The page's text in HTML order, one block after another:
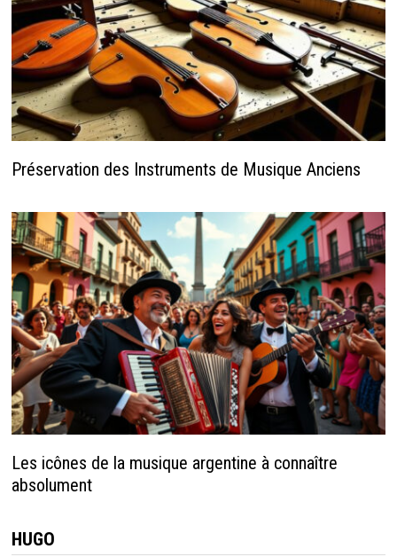
Préservation des Instruments de Musique Anciens
Les icônes de la musique argentine à connaître
absolument
HUGO